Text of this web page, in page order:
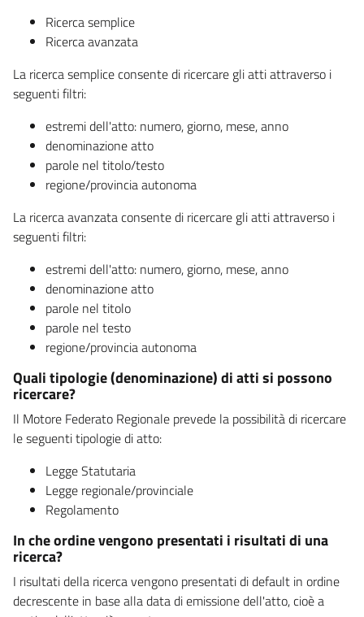
Ricerca semplice
Ricerca avanzata
La ricerca semplice consente di ricercare gli atti attraverso i
seguenti filtri:
estremi dell'atto: numero, giorno, mese, anno
denominazione atto
parole nel titolo/testo
regione/provincia autonoma
La ricerca avanzata consente di ricercare gli atti attraverso i
seguenti filtri:
estremi dell'atto: numero, giorno, mese, anno
denominazione atto
parole nel titolo
parole nel testo
regione/provincia autonoma
Quali tipologie (denominazione) di atti si possono
ricercare?
Il Motore Federato Regionale prevede la possibilità di ricercare
le seguenti tipologie di atto:
Legge Statutaria
Legge regionale/provinciale
Regolamento
In che ordine vengono presentati i risultati di una
ricerca?
I risultati della ricerca vengono presentati di default in ordine
decrescente in base alla data di emissione dell'atto, cioè a